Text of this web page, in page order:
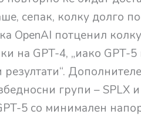
сепак, колку долго
OpenAI потценил
на GPT-4, „иако GPT-
групи – SPLX
5 со минимален